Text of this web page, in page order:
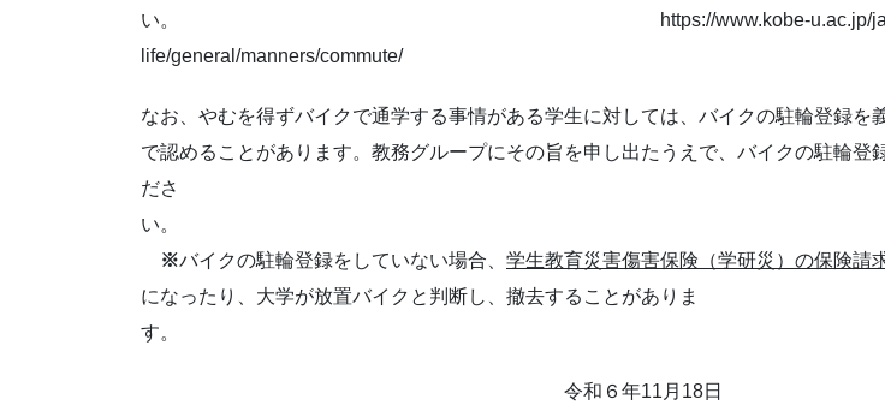
い。 https://www.kobe-u.ac.jp/ja/
life/general/manners/commute/
なお、やむを得ずバイクで通学する事情がある学生に対しては、バイクの駐輪登録を
で認めることがあります。教務グループにその旨を申し出たうえで、バイクの駐輪登
ださ
い
※バイクの駐輪登録をしていない場合、 学生教育災害傷害保険（学研災）の保険請
になったり、大学が放置バイクと判断し、撤去することがありま
す。
令和６年11月18日